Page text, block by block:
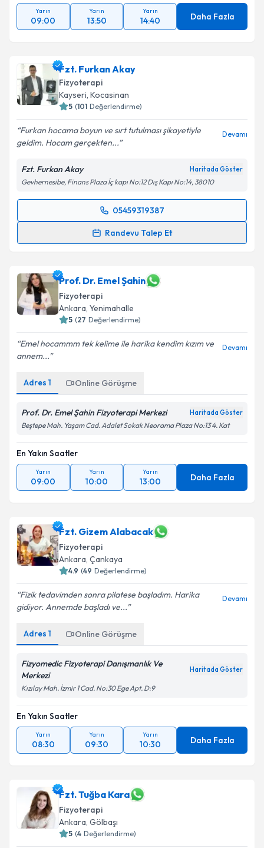
Yarın
09:00
Yarın
13:50
Yarın
14:40 Daha Fazla
Fzt. Furkan Akay
Fizyoterapi
Kayseri, Kocasinan
5 (101 Değerlendirme)
Furkan hocama boyun ve sırt tutulması şikayetiyle
geldim. Hocam gerçekten...
Devamı
Fzt. Furkan Akay Haritada Göster
Gevhernesibe, Finans Plaza İç kapı No:12 Dış Kapı No:14, 38010
05459319387
Randevu Talep Et
Randevu Takvimi Talebi
takvim hazırlandığında e-posta ile bilgilendireceğiz.
E-posta Adresiniz
kapsamda işlenmesini kabul ediyorum.
Takvim Talebini Gönder
Prof. Dr. Emel Şahin
Fizyoterapi
Ankara, Yenimahalle
5 (27 Değerlendirme)
Emel hocammm tek kelime ile harika kendim kızım ve
annem...
Devamı
Adres 1 Online Görüşme
Prof. Dr. Emel Şahin Fizyoterapi Merkezi Haritada Göster
Beştepe Mah. Yaşam Cad. Adalet Sokak Neorama Plaza No:13 4. Kat
En Yakın Saatler
Yarın
09:00
Yarın
10:00
Yarın
13:00 Daha Fazla
Fzt. Gizem Alabacak
Fizyoterapi
Ankara, Çankaya
4.9 (49 Değerlendirme)
Fizik tedavimden sonra pilatese başladım. Harika
gidiyor. Annemde başladı ve...
Devamı
Adres 1 Online Görüşme
Fizyomedic Fizyoterapi Danışmanlık Ve
Merkezi
Haritada Göster
Kızılay Mah. İzmir 1 Cad. No:30 Ege Apt. D:9
En Yakın Saatler
Yarın
08:30
Yarın
09:30
Yarın
10:30 Daha Fazla
Fzt. Tuğba Kara
Fizyoterapi
Ankara, Gölbaşı
5 (4 Değerlendirme)